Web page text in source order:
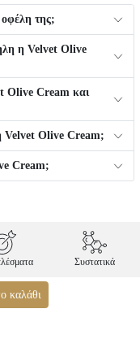
της;
η Velvet Olive
Olive Cream και
Velvet Olive Cream;
Cream;
Συστατικά
καλάθι